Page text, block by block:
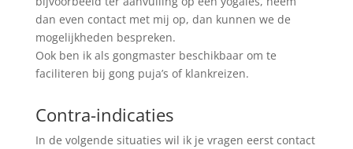
dan even contact met mij op, dan kunnen we de
mogelijkheden bespreken.
Ook ben ik als gongmaster beschikbaar om te
faciliteren bij gong puja’s of klankreizen.
Contra-indicaties
In de volgende situaties wil ik je vragen eerst contact